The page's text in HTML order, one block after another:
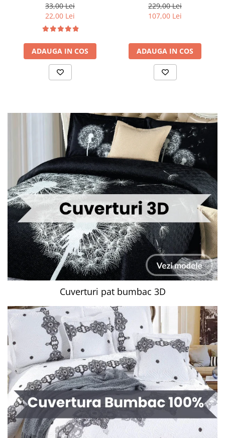
33,00 Lei
22,00 Lei
ADAUGA IN COS
229,00 Lei
107,00 Lei
ADAUGA IN COS
Cuverturi pat bumbac 3D